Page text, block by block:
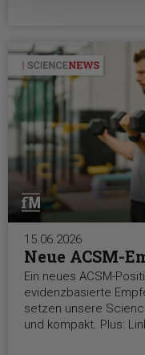
15.06.2026
Neue ACSM-
Ein neues ACSM-
evidenzbasierte
setzen unsere
und kompakt. Plus: